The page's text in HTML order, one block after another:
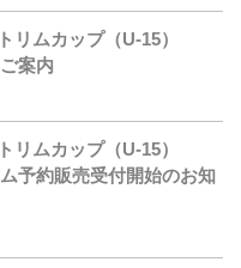
リムカップ（U-15）
案内
リムカップ（U-15）
予約販売受付開始のお知